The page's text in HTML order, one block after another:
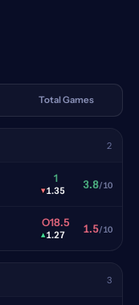
Total Games
2
1
▾1.35 3.8/10
O18.5
▴1.27 1.5/10
3